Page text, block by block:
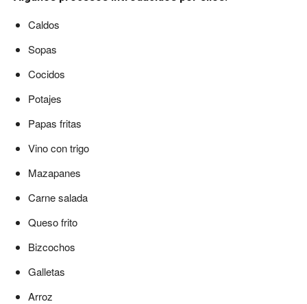
Caldos
Sopas
Cocidos
Potajes
Papas fritas
Vino con trigo
Mazapanes
Carne salada
Queso frito
Bizcochos
Galletas
Arroz